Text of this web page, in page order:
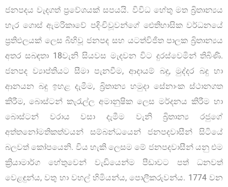
ජනපදය වැදගත් ප්‍රවේශයක් සපයයි. විවිධ හේතු මත බ්‍රිතාන්‍යය
හැර ගොස් ඇමරිකාවේ පදිංචිවූවන්ගේ ඓතිහාසික වර්ධනයේ
ප්‍රතිඵලයක් ලෙස බිහිවූ ජනපද සහ යටත්විජිත පාලක බ්‍රිතාන්‍යය
අතර සබඳතා 18වැනි සියවස මැදවන විට දුරස්වෙමින් තිබිණි.
ජනපද ව්‍යාප්තියට සීමා පැනවීම, ආදායම් බදු, මුද්දර බදු හා
ආනයන බදු ඉහළ දැමීම, බ්‍රිතාන්‍ය හමුදා සේනාංක ස්ථානගත
කිරීම, බොස්ටන් කැරැල්ල අමානුෂික ලෙස මර්දනය කිරීම හා
බොස්ටන් වරාය වසා දැමීම වැනි බ්‍රිතාන්‍ය රජුගේ
අත්තනෝමතිකත්වයන් සම්බන්ධයෙන් ජනපදවාසීන් සිටියේ
බලවත් කෝපයෙනි. විය හැකි ලෙසම මේ ජනපදවාසීන් යනු එම
ක්‍රියාමාර්ග හේතුවෙන් වැඩියෙන්ම පීඩාවට පත් ධනවත්
වෙළඳුන්ය, වතු හා වහල් හිමියන්ය, පොලීකරුවන්ය. 1774 වන